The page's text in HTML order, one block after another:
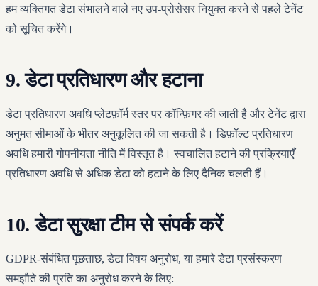
हम व्यक्तिगत डेटा संभालने वाले नए उप-प्रोसेसर नियुक्त करने से पहले टेनेंट
को सूचित करेंगे।
9. डेटा प्रतिधारण और हटाना
डेटा प्रतिधारण अवधि प्लेटफ़ॉर्म स्तर पर कॉन्फ़िगर की जाती है और टेनेंट द्वारा
अनुमत सीमाओं के भीतर अनुकूलित की जा सकती है। डिफ़ॉल्ट प्रतिधारण
अवधि हमारी गोपनीयता नीति में विस्तृत है। स्वचालित हटाने की प्रक्रियाएँ
प्रतिधारण अवधि से अधिक डेटा को हटाने के लिए दैनिक चलती हैं।
10. डेटा सुरक्षा टीम से संपर्क करें
GDPR-संबंधित पूछताछ, डेटा विषय अनुरोध, या हमारे डेटा प्रसंस्करण
समझौते की प्रति का अनुरोध करने के लिए: